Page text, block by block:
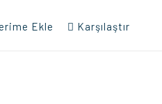
Ekle Karşılaştır